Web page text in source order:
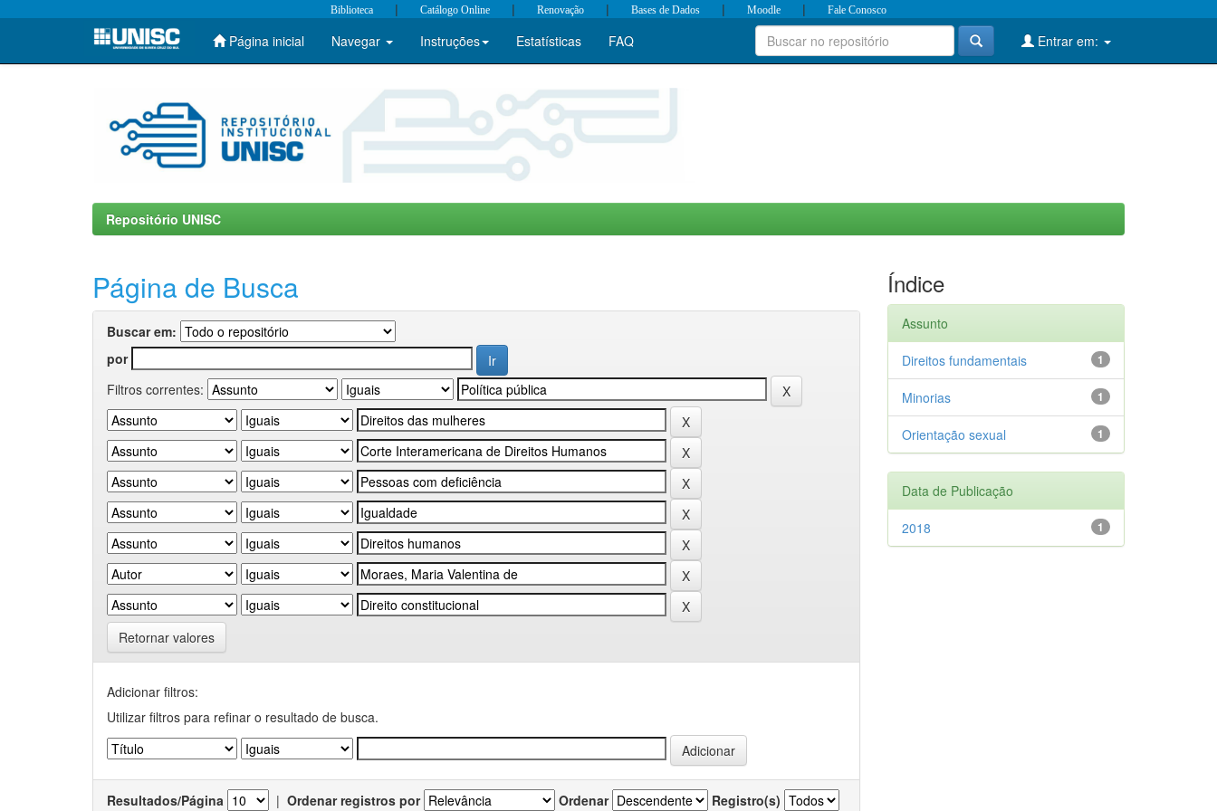
Skip
Biblioteca | Catálogo Online | Renovação | Bases de Dados | Moodle | Fale Conosco
Página inicial Navegar Instruções Estatísticas FAQ Entrar em:
Repositório UNISC
Página de Busca
Buscar em:
por
Filtros correntes:
Retornar valores
Adicionar filtros:
Utilizar filtros para refinar o resultado de busca.
Resultados/Página | Ordenar registros por Ordenar Registro(s)
Índice
Assunto
1
Direitos fundamentais
1
Minorias
1
Orientação sexual
Data de Publicação
1
2018